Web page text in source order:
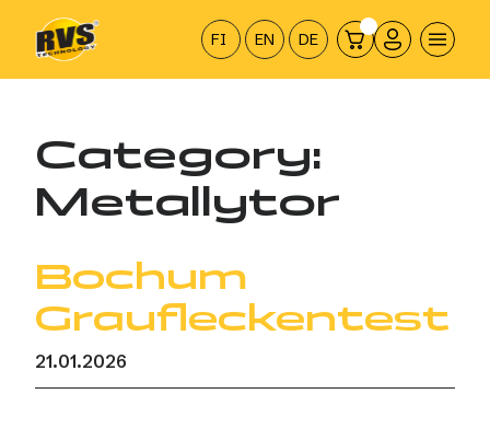
Hyppää
sisältöön
FI EN DE
Category:
Metallytor
Bochum
Graufleckentest
21.01.2026